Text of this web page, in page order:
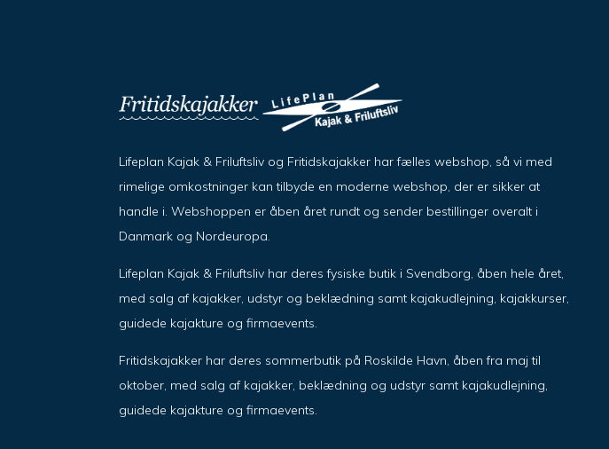
Lifeplan Kajak & Friluftsliv og Fritidskajakker har fælles webshop, så vi med
rimelige omkostninger kan tilbyde en moderne webshop, der er sikker at
handle i. Webshoppen er åben året rundt og sender bestillinger overalt i
Danmark og Nordeuropa.
Lifeplan Kajak & Friluftsliv har deres fysiske butik i Svendborg, åben hele året,
med salg af kajakker, udstyr og beklædning samt kajakudlejning, kajakkurser,
guidede kajakture og firmaevents.
Fritidskajakker har deres sommerbutik på Roskilde Havn, åben fra maj til
oktober, med salg af kajakker, beklædning og udstyr samt kajakudlejning,
guidede kajakture og firmaevents.